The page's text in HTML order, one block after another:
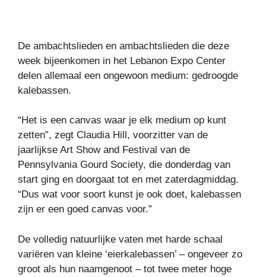
De ambachtslieden en ambachtslieden die deze
week bijeenkomen in het Lebanon Expo Center
delen allemaal een ongewoon medium: gedroogde
kalebassen.
“Het is een canvas waar je elk medium op kunt
zetten”, zegt Claudia Hill, voorzitter van de
jaarlijkse Art Show and Festival van de
Pennsylvania Gourd Society, die donderdag van
start ging en doorgaat tot en met zaterdagmiddag.
“Dus wat voor soort kunst je ook doet, kalebassen
zijn er een goed canvas voor.”
De volledig natuurlijke vaten met harde schaal
variëren van kleine ‘eierkalebassen’ – ongeveer zo
groot als hun naamgenoot – tot twee meter hoge